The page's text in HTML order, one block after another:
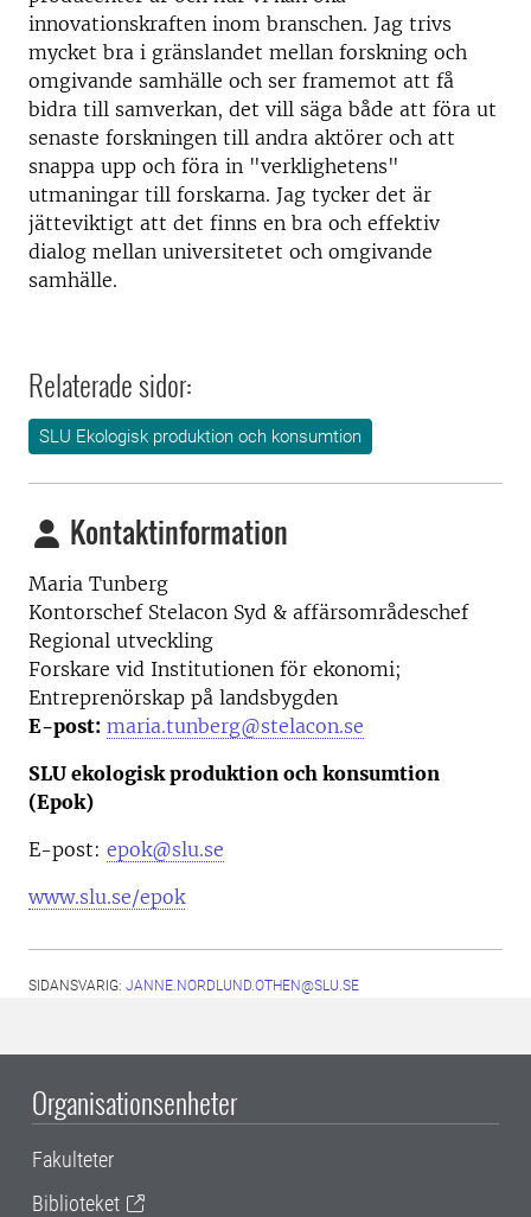
innovationskraften inom branschen. Jag trivs
mycket bra i gränslandet mellan forskning och
omgivande samhälle och ser framemot att få
bidra till samverkan, det vill säga både att föra ut
senaste forskningen till andra aktörer och att
snappa upp och föra in "verklighetens"
utmaningar till forskarna. Jag tycker det är
jätteviktigt att det finns en bra och effektiv
dialog mellan universitetet och omgivande
samhälle.
Relaterade sidor:
SLU Ekologisk produktion och konsumtion
Kontaktinformation
Maria Tunberg
Kontorschef Stelacon Syd & affärsområdeschef
Regional utveckling
Forskare vid Institutionen för ekonomi;
Entreprenörskap på landsbygden
E-post: maria.tunberg@stelacon.se
SLU ekologisk produktion och konsumtion
(Epok)
E-post: epok@slu.se
www.slu.se/epok
SIDANSVARIG: JANNE.NORDLUND.OTHEN@SLU.SE
Organisationsenheter
Fakulteter
Biblioteket